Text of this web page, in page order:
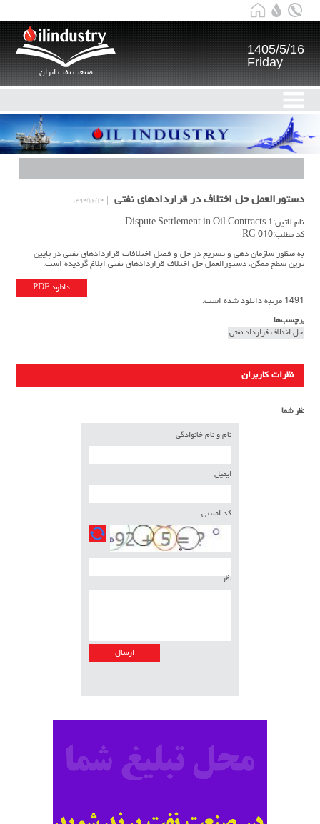
صنعت نفت ایران
1405/5/16
Friday
دستورالعمل حل اختلاف در قراردادهای نفتی ۱۳۹۴/۱۲/۱۴
نام لاتین:Dispute Settlement in Oil Contracts 1
کد مطلب:RC-010
به منظور سازمان دهی و تسریع در حل و فصل اختلافات قراردادهای نفتی در پایین
ترین سطح ممکن، دستورالعمل حل اختلاف قراردادهای نفتی ابلاغ گردیده است.
دانلود PDF
1491 مرتبه دانلود شده است.
برچسب‌ها
حل اختلاف قرارداد نفتی
نظرات کاربران
نظر شما
نام و نام خانوادگی
ایمیل
کد امنیتی
نظر